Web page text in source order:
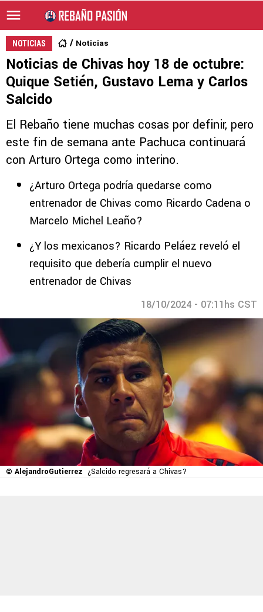
NOTICIAS Noticias
Noticias de Chivas hoy 18 de octubre:
Quique Setién, Gustavo Lema y Carlos
Salcido
El Rebaño tiene muchas cosas por definir, pero
este fin de semana ante Pachuca continuará
con Arturo Ortega como interino.
¿Arturo Ortega podría quedarse como
entrenador de Chivas como Ricardo Cadena o
Marcelo Michel Leaño?
¿Y los mexicanos? Ricardo Peláez reveló el
requisito que debería cumplir el nuevo
entrenador de Chivas
18/10/2024 - 07:11hs CST
© AlejandroGutierrez ¿Salcido regresará a Chivas?